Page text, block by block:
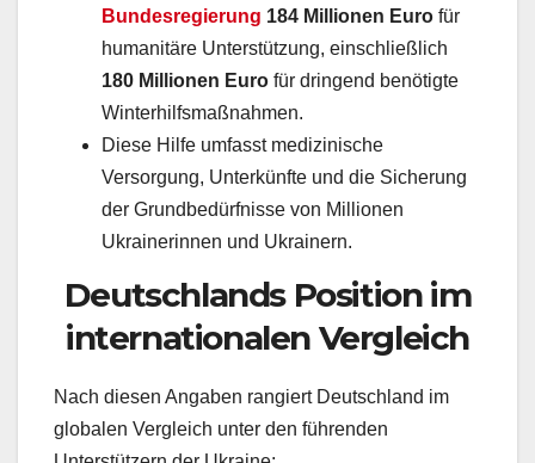
Bundesregierung 184 Millionen Euro für
humanitäre Unterstützung, einschließlich
180 Millionen Euro für dringend benötigte
Winterhilfsmaßnahmen.
Diese Hilfe umfasst medizinische
Versorgung, Unterkünfte und die Sicherung
der Grundbedürfnisse von Millionen
Ukrainerinnen und Ukrainern.
Deutschlands Position im
internationalen Vergleich
Nach diesen Angaben rangiert Deutschland im
globalen Vergleich unter den führenden